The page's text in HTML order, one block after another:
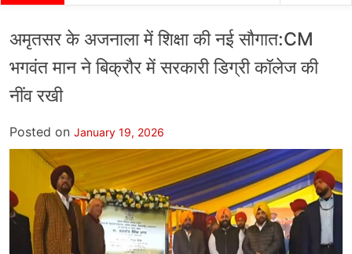
अमृतसर के अजनाला में शिक्षा की नई सौगात:CM
भगवंत मान ने बिक्रौर में सरकारी डिग्री कॉलेज की
नींव रखी
Posted on January 19, 2026